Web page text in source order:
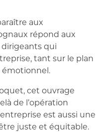
aux
répond aux
qui
tant sur le plan
cet ouvrage
de l’opération
est aussi une
juste et équitable.